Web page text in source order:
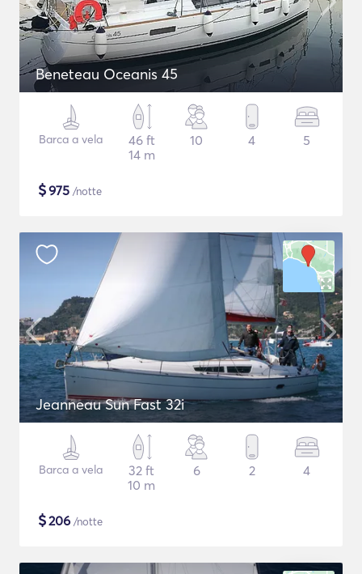
Beneteau Oceanis 45
Barca a vela
46 ft
14 m
10 4 5
$975 /notte
Jeanneau Sun Fast 32i
Barca a vela
32 ft
10 m
6 2 4
$206 /notte